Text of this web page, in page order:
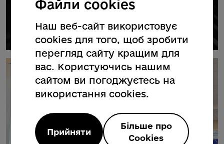
Файли cookies
Наш веб-сайт використовує
cookies для того, щоб зробити
перегляд сайту кращим для
вас. Користуючись нашим
сайтом ви погоджуєтесь на
використання cookies.
Прийняти
Більше про
Cookies